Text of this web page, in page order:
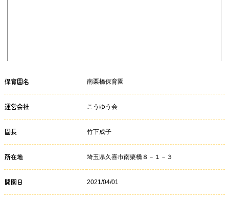
保育園名 南栗橋保育園
運営会社 こうゆう会
園長 竹下成子
所在地 埼玉県久喜市南栗橋８－１－３
開園日 2021/04/01